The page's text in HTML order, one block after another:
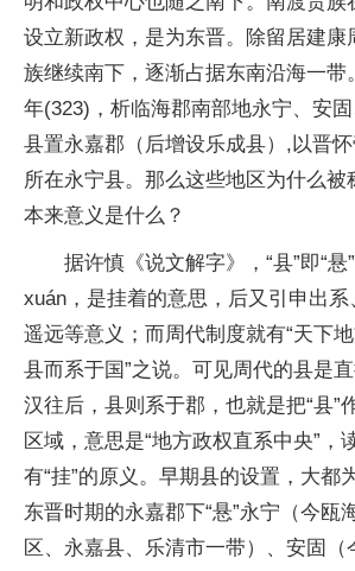
设立新政权，是为东晋。除留居建康
族继续南下，逐渐占据东南沿海一带
年(323)，析临海郡南部地永宁、安
县置永嘉郡（后增设乐成县）,以晋
所在永宁县。那么这些地区为什么被
本来意义是什么？
据许慎《说文解字》，“县”即“悬
xuán，是挂着的意思，后又引申出
遥远等意义；而周代制度就有“天下
县而系于国”之说。可见周代的县是
汉往后，县则系于郡，也就是把“县”
区域，意思是“地方政权直系中央”，
有“挂”的原义。早期县的设置，大都
东晋时期的永嘉郡下“悬”永宁（今瓯
区、永嘉县、乐清市一带）、安固（